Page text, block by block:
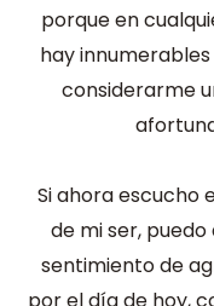
porque en
hay
considerarme
Si ahora escucho
de mi ser,
sentimiento de